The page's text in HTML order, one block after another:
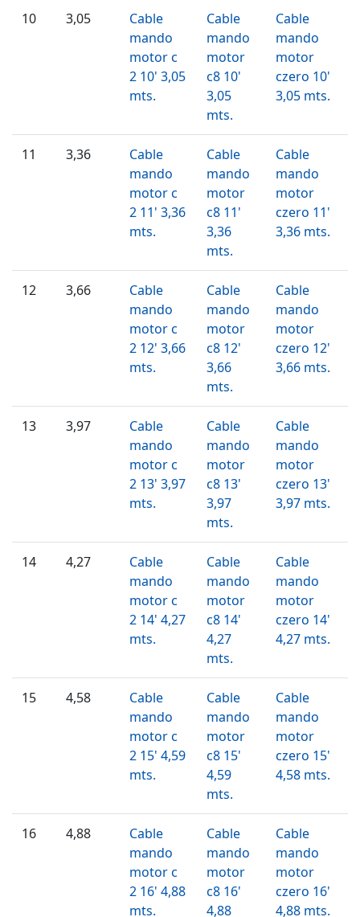
10 3,05
Cable
mando
motor c
2 10' 3,05
mts.
Cable
mando
motor
c8 10'
3,05
mts.
Cable
mando
motor
czero 10'
3,05 mts.
11 3,36
Cable
mando
motor c
2 11' 3,36
mts.
Cable
mando
motor
c8 11'
3,36
mts.
Cable
mando
motor
czero 11'
3,36 mts.
12 3,66
Cable
mando
motor c
2 12' 3,66
mts.
Cable
mando
motor
c8 12'
3,66
mts.
Cable
mando
motor
czero 12'
3,66 mts.
13 3,97
Cable
mando
motor c
2 13' 3,97
mts.
Cable
mando
motor
c8 13'
3,97
mts.
Cable
mando
motor
czero 13'
3,97 mts.
14 4,27
Cable
mando
motor c
2 14' 4,27
mts.
Cable
mando
motor
c8 14'
4,27
mts.
Cable
mando
motor
czero 14'
4,27 mts.
15 4,58
Cable
mando
motor c
2 15' 4,59
mts.
Cable
mando
motor
c8 15'
4,59
mts.
Cable
mando
motor
czero 15'
4,58 mts.
16 4,88
Cable
mando
motor c
2 16' 4,88
mts.
Cable
mando
motor
c8 16'
4,88
Cable
mando
motor
czero 16'
4,88 mts.